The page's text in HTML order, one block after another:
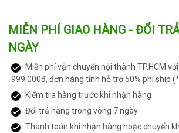
MIỄN PHÍ GIAO HÀNG - ĐỔI
NGÀY
Miễn phí vận chuyển nội thành TP.HCM
999.000đ, đơn hàng tỉnh hỗ trợ 50% phí ship
Kiểm tra hàng trước khi nhận hàng
Đổi trả hàng trong vòng 7 ngày
Thanh toán khi nhận hàng hoặc chuyển